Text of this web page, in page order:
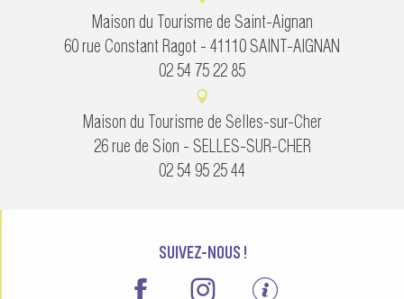
Maison du Tourisme de Saint-Aignan
60 rue Constant Ragot - 41110 SAINT-AIGNAN
02 54 75 22 85
Maison du Tourisme de Selles-sur-Cher
26 rue de Sion - SELLES-SUR-CHER
02 54 95 25 44
SUIVEZ-NOUS !